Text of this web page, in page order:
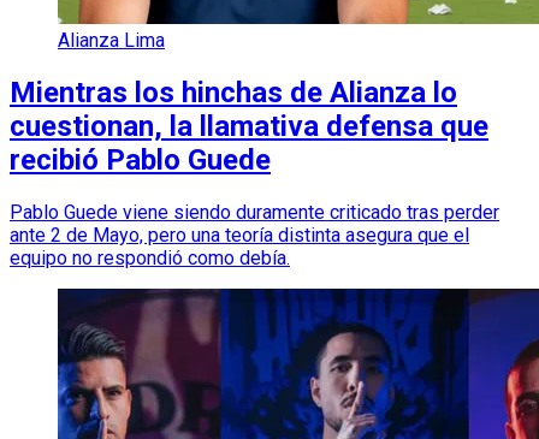
Alianza Lima
Mientras los hinchas de Alianza lo
cuestionan, la llamativa defensa que
recibió Pablo Guede
Pablo Guede viene siendo duramente criticado tras perder
ante 2 de Mayo, pero una teoría distinta asegura que el
equipo no respondió como debía.